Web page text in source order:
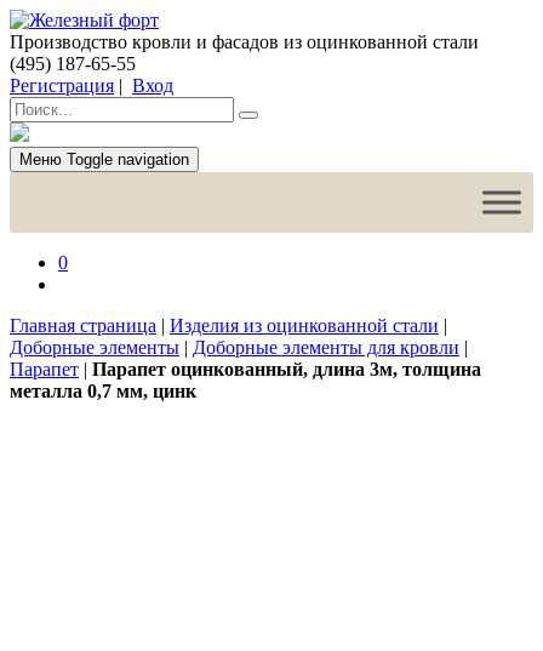
Производство кровли и фасадов из оцинкованной стали
(495) 187-65-55
Регистрация | Вход
Меню Toggle navigation
0
Главная страница | Изделия из оцинкованной стали |
Доборные элементы | Доборные элементы для кровли |
Парапет | Парапет оцинкованный, длина 3м, толщина
металла 0,7 мм, цинк